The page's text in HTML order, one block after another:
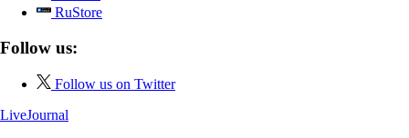
RuStore
Follow us:
Follow us on Twitter
LiveJournal